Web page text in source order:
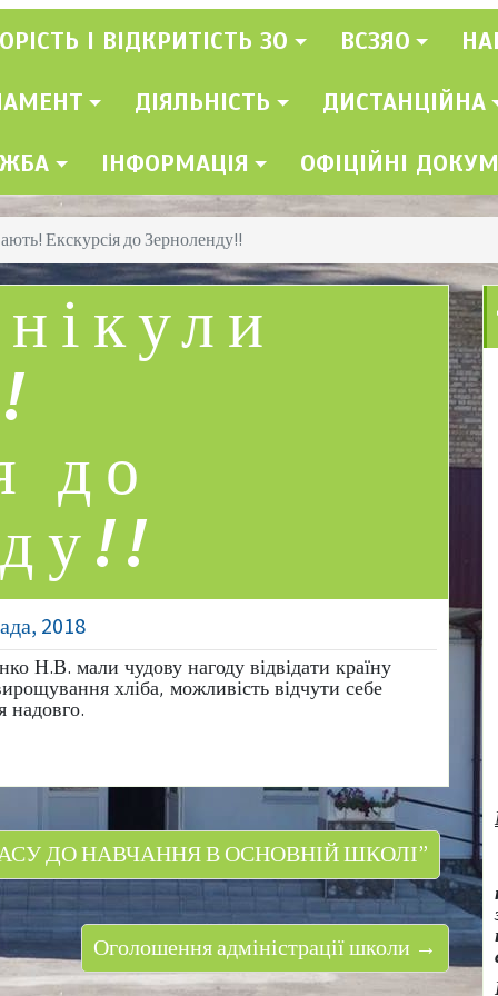
І ВІДКРИТІСТЬ ЗО ВСЗЯО
ДІЯЛЬНІСТЬ ДИСТАНЦІЙНА
ІНФОРМАЦІЯ ОФІЦІЙНІ
Екскурсія до Зерноленду!!
до
2018
Н.В. мали чудову нагоду відвідати країну
хліба, можливість відчути себе
надовго.
ДО НАВЧАННЯ В ОСНОВНІЙ ШКОЛІ”
Оголошення адміністрації школи →